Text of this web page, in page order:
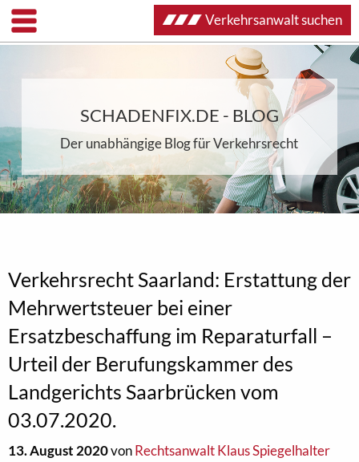
SCHADENFIX.DE - BLOG
Der unabhängige Blog für Verkehrsrecht
Verkehrsrecht Saarland: Erstattung der
Mehrwertsteuer bei einer
Ersatzbeschaffung im Reparaturfall –
Urteil der Berufungskammer des
Landgerichts Saarbrücken vom
03.07.2020.
13. August 2020vonRechtsanwalt Klaus Spiegelhalter
Verkehrsanwalt suchen